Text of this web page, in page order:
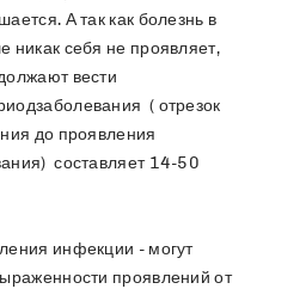
А так как болезнь в
никак себя не проявляет,
вести
( отрезок
до проявления
составляет 14-50
инфекции - могут
проявлений от